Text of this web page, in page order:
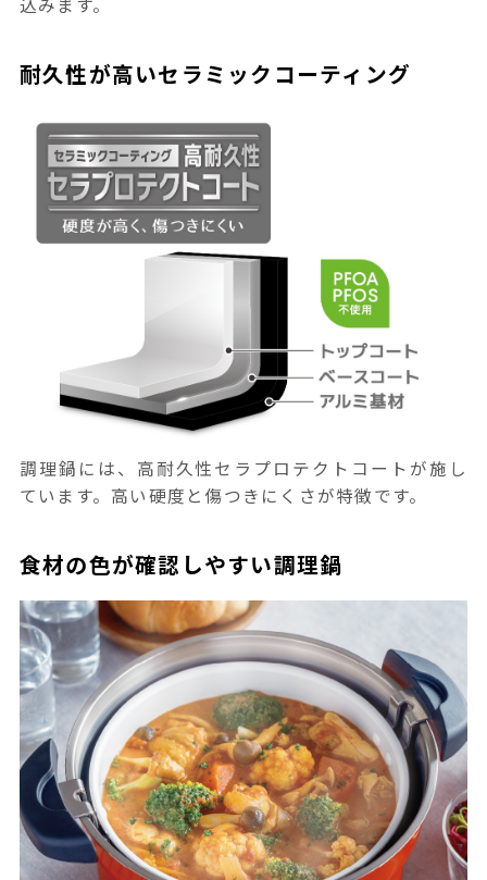
耐久性が高いセラミックコーティング
調理鍋には、高耐久性セラプロテクトコートが施し
ています。高い硬度と傷つきにくさが特徴です。
食材の色が確認しやすい調理鍋